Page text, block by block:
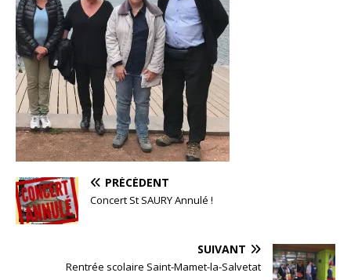
PRÉCÉDENT
Concert St SAURY Annulé !
SUIVANT
Rentrée scolaire Saint-Mamet-la-Salvetat